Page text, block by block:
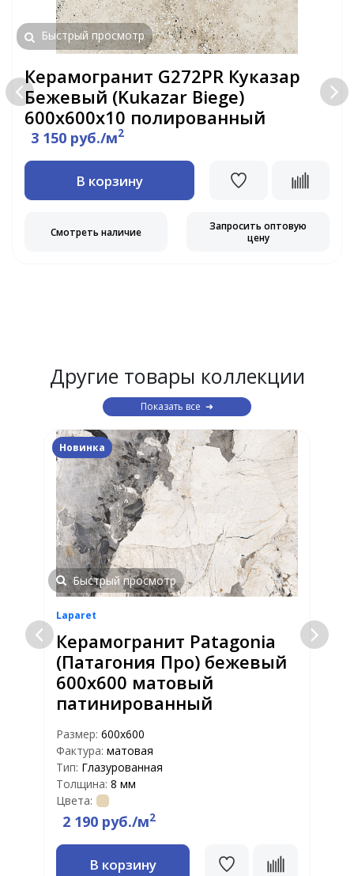
Быстрый просмотр
Керамогранит G272PR Куказар
Бежевый (Kukazar Biege)
600x600х10 полированный
3 150 руб./м2
В корзину
Смотреть наличие
Запросить оптовую
цену
Другие товары коллекции
Показать все
Новинка
Быстрый просмотр
Laparet
Керамогранит Patagonia
(Патагония Про) бежевый
600х600 матовый
патинированный
Размер: 600x600
Фактура: матовая
Тип: Глазурованная
Толщина: 8 мм
Цвета:
2 190 руб./м2
В корзину